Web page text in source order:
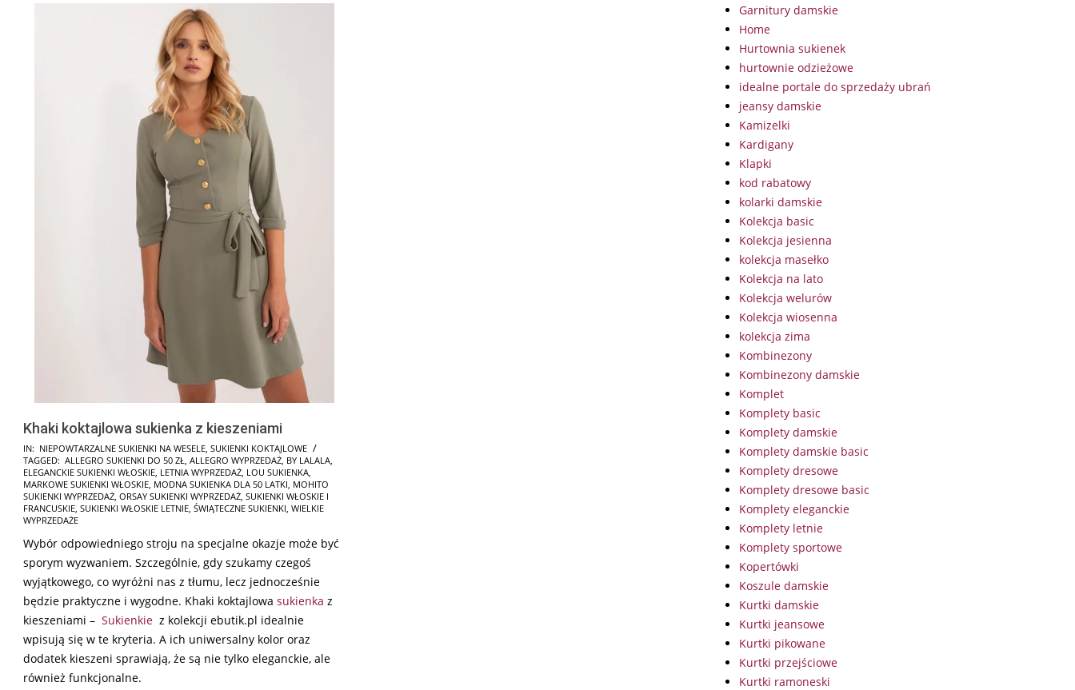
Khaki koktajlowa sukienka z kieszeniami
2024-
07-
09
IN: NIEPOWTARZALNE SUKIENKI NA WESELE SUKIENKI KOKTAJLOWE
TAGGED: ALLEGRO SUKIENKI DO 50 ZŁ ALLEGRO WYPRZEDAŻ BY LALALA
ELEGANCKIE SUKIENKI WŁOSKIE LETNIA WYPRZEDAŻ LOU SUKIENKA
MARKOWE SUKIENKI WŁOSKIE MODNA SUKIENKA DLA 50 LATKI MOHITO
SUKIENKI WYPRZEDAŻ ORSAY SUKIENKI WYPRZEDAŻ SUKIENKI WŁOSKIE I
FRANCUSKIE SUKIENKI WŁOSKIE LETNIE ŚWIĄTECZNE SUKIENKI WIELKIE
WYPRZEDAŻE
Wybór odpowiedniego stroju na specjalne okazje może być
sporym wyzwaniem. Szczególnie, gdy szukamy czegoś
wyjątkowego, co wyróżni nas z tłumu, lecz jednocześnie
będzie praktyczne i wygodne. Khaki koktajlowa sukienka z
kieszeniami – Sukienkie z kolekcji ebutik.pl idealnie
wpisują się w te kryteria. A ich uniwersalny kolor oraz
dodatek kieszeni sprawiają, że są nie tylko eleganckie, ale
również funkcjonalne.
Garnitury damskie
Home
Hurtownia sukienek
hurtownie odzieżowe
idealne portale do sprzedaży ubrań
jeansy damskie
Kamizelki
Kardigany
Klapki
kod rabatowy
kolarki damskie
Kolekcja basic
Kolekcja jesienna
kolekcja masełko
Kolekcja na lato
Kolekcja welurów
Kolekcja wiosenna
kolekcja zima
Kombinezony
Kombinezony damskie
Komplet
Komplety basic
Komplety damskie
Komplety damskie basic
Komplety dresowe
Komplety dresowe basic
Komplety eleganckie
Komplety letnie
Komplety sportowe
Kopertówki
Koszule damskie
Kurtki damskie
Kurtki jeansowe
Kurtki pikowane
Kurtki przejściowe
Kurtki ramoneski